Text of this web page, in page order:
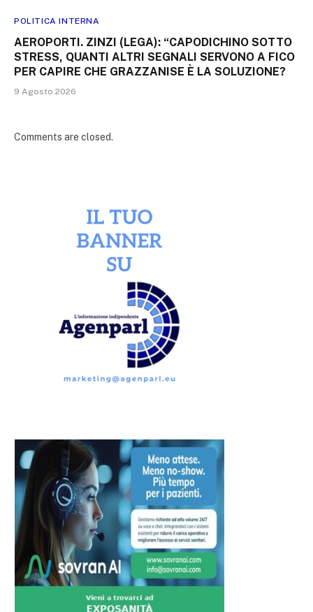
POLITICA INTERNA
AEROPORTI. ZINZI (LEGA): “CAPODICHINO SOTTO
STRESS, QUANTI ALTRI SEGNALI SERVONO A FICO
PER CAPIRE CHE GRAZZANISE È LA SOLUZIONE?
9 Agosto 2026
Comments are closed.